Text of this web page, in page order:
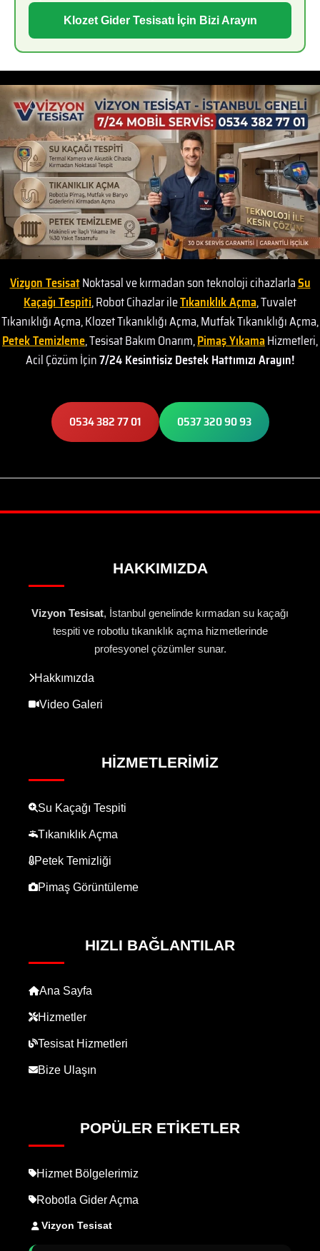
Klozet Gider Tesisatı İçin Bizi Arayın
Vizyon TesisatNoktasal ve kırmadan son teknoloji cihazlarlaSu
Kaçağı Tespiti, Robot Cihazlar ileTıkanıklık Açma, Tuvalet
Tıkanıklığı Açma, Klozet Tıkanıklığı Açma, Mutfak Tıkanıklığı Açma,
Petek Temizleme, Tesisat Bakım Onarım,Pimaş YıkamaHizmetleri,
Acil Çözüm İçin7/24 Kesintisiz Destek Hattımızı Arayın!
0534 382 77 01 0537 320 90 93
HAKKIMIZDA
Vizyon Tesisat, İstanbul genelinde kırmadan su kaçağı
tespiti ve robotlu tıkanıklık açma hizmetlerinde
profesyonel çözümler sunar.
Hakkımızda
Video Galeri
HIZMETLERIMIZ
Su Kaçağı Tespiti
Tıkanıklık Açma
Petek Temizliği
Pimaş Görüntüleme
HIZLI BAĞLANTILAR
Ana Sayfa
Hizmetler
Tesisat Hizmetleri
Bize Ulaşın
POPÜLER ETIKETLER
Hizmet Bölgelerimiz
Robotla Gider Açma
Vizyon Tesisat